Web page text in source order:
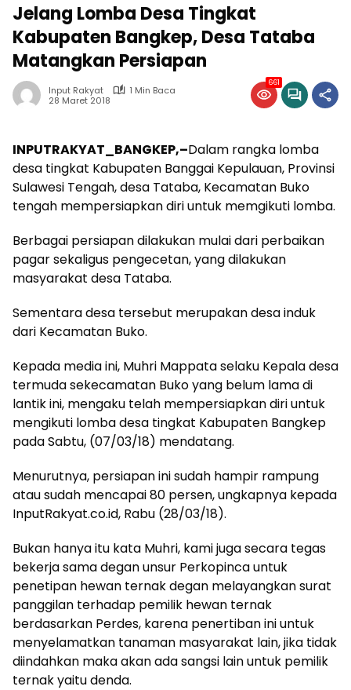
Jelang Lomba Desa Tingkat
Kabupaten Bangkep, Desa Tataba
Matangkan Persiapan
Input Rakyat
1 Min Baca
28 Maret 2018
661
INPUTRAKYAT_BANGKEP,–Dalam rangka lomba
desa tingkat Kabupaten Banggai Kepulauan, Provinsi
Sulawesi Tengah, desa Tataba, Kecamatan Buko
tengah mempersiapkan diri untuk memgikuti lomba.
Berbagai persiapan dilakukan mulai dari perbaikan
pagar sekaligus pengecetan, yang dilakukan
masyarakat desa Tataba.
Sementara desa tersebut merupakan desa induk
dari Kecamatan Buko.
Kepada media ini, Muhri Mappata selaku Kepala desa
termuda sekecamatan Buko yang belum lama di
lantik ini, mengaku telah mempersiapkan diri untuk
mengikuti lomba desa tingkat Kabupaten Bangkep
pada Sabtu, (07/03/18) mendatang.
Menurutnya, persiapan ini sudah hampir rampung
atau sudah mencapai 80 persen, ungkapnya kepada
InputRakyat.co.id, Rabu (28/03/18).
Bukan hanya itu kata Muhri, kami juga secara tegas
bekerja sama degan unsur Perkopinca untuk
penetipan hewan ternak degan melayangkan surat
panggilan terhadap pemilik hewan ternak
berdasarkan Perdes, karena penertiban ini untuk
menyelamatkan tanaman masyarakat lain, jika tidak
diindahkan maka akan ada sangsi lain untuk pemilik
ternak yaitu denda.